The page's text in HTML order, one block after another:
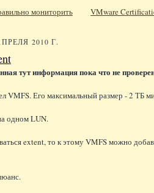
мониторить VMware
2010 Г.
тут информация пока что не
VMFS. Его максимальный размер - 2 ТБ
одном LUN.
extent, то к этому VMFS можно